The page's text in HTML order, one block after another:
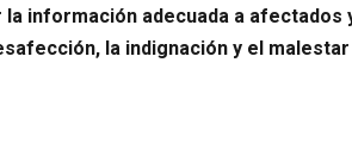
la información adecuada a afectados
la indignación y el